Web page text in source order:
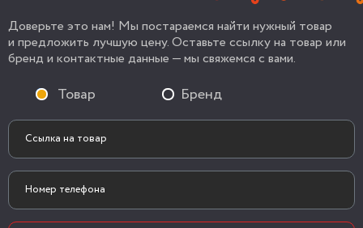
Доверьте это нам! Мы постараемся найти нужный товар
и предложить лучшую цену. Оставьте ссылку на товар или
бренд и контактные данные — мы свяжемся с вами.
Товар Бренд